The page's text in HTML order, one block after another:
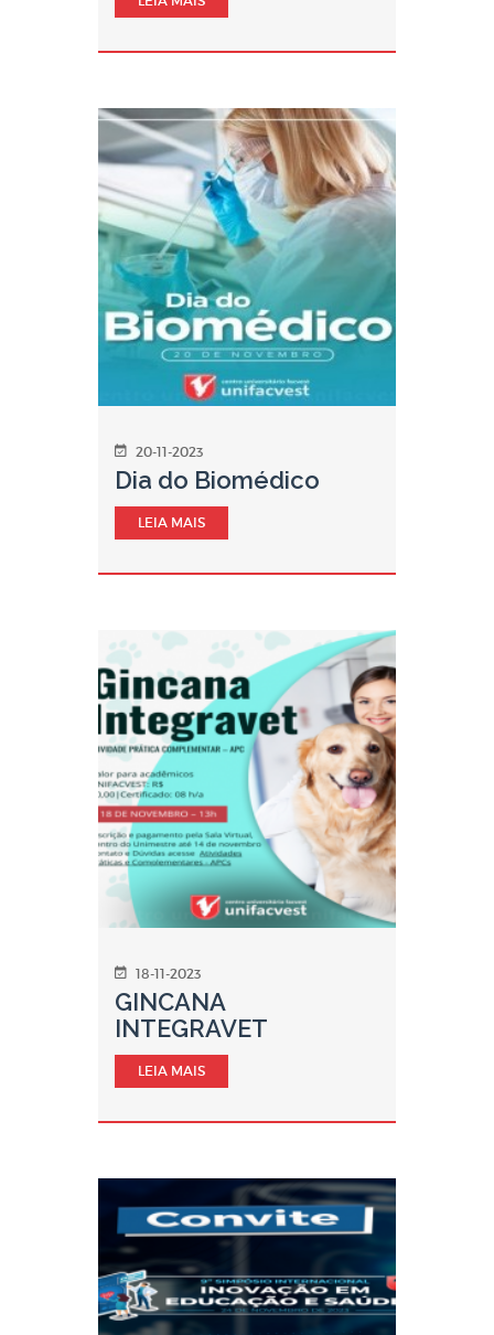
20-11-2023
Dia do Biomédico
LEIA MAIS
18-11-2023
GINCANA
INTEGRAVET
LEIA MAIS